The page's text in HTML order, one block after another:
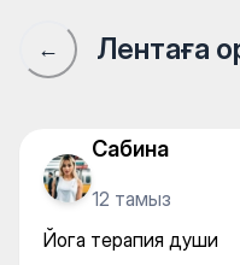
← Лентаға
Сабина
12 тамыз
Йога терапия души